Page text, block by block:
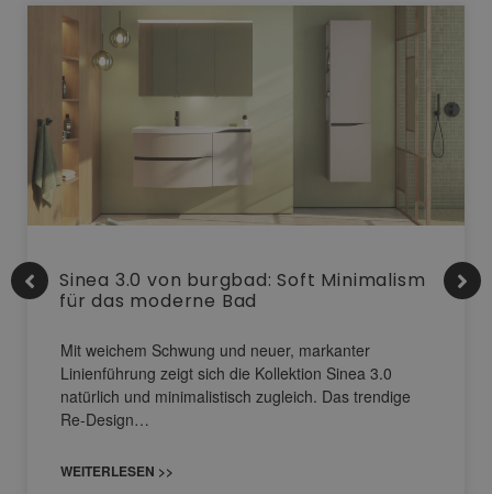
Sinea 3.0 von burgbad: Soft Minimalism
für das moderne Bad
Mit weichem Schwung und neuer, markanter
Linienführung zeigt sich die Kollektion Sinea 3.0
natürlich und minimalistisch zugleich. Das trendige
Re-Design…
WEITERLESEN >>